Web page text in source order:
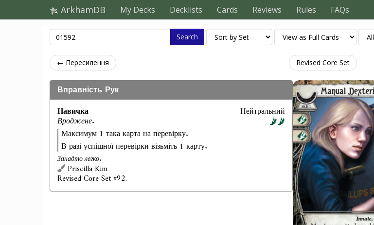
ArkhamDB My Decks Decklists Cards Reviews Rules FAQs
Search
← Пересилення Revised Core Set
Вправність Рук
Навичка
Вроджене.
Нейтральний
Максимум 1 така карта на перевірку.
В разі успішної перевірки візьміть 1 карту.
Занадто легко.
Priscilla Kim
Revised Core Set #92.